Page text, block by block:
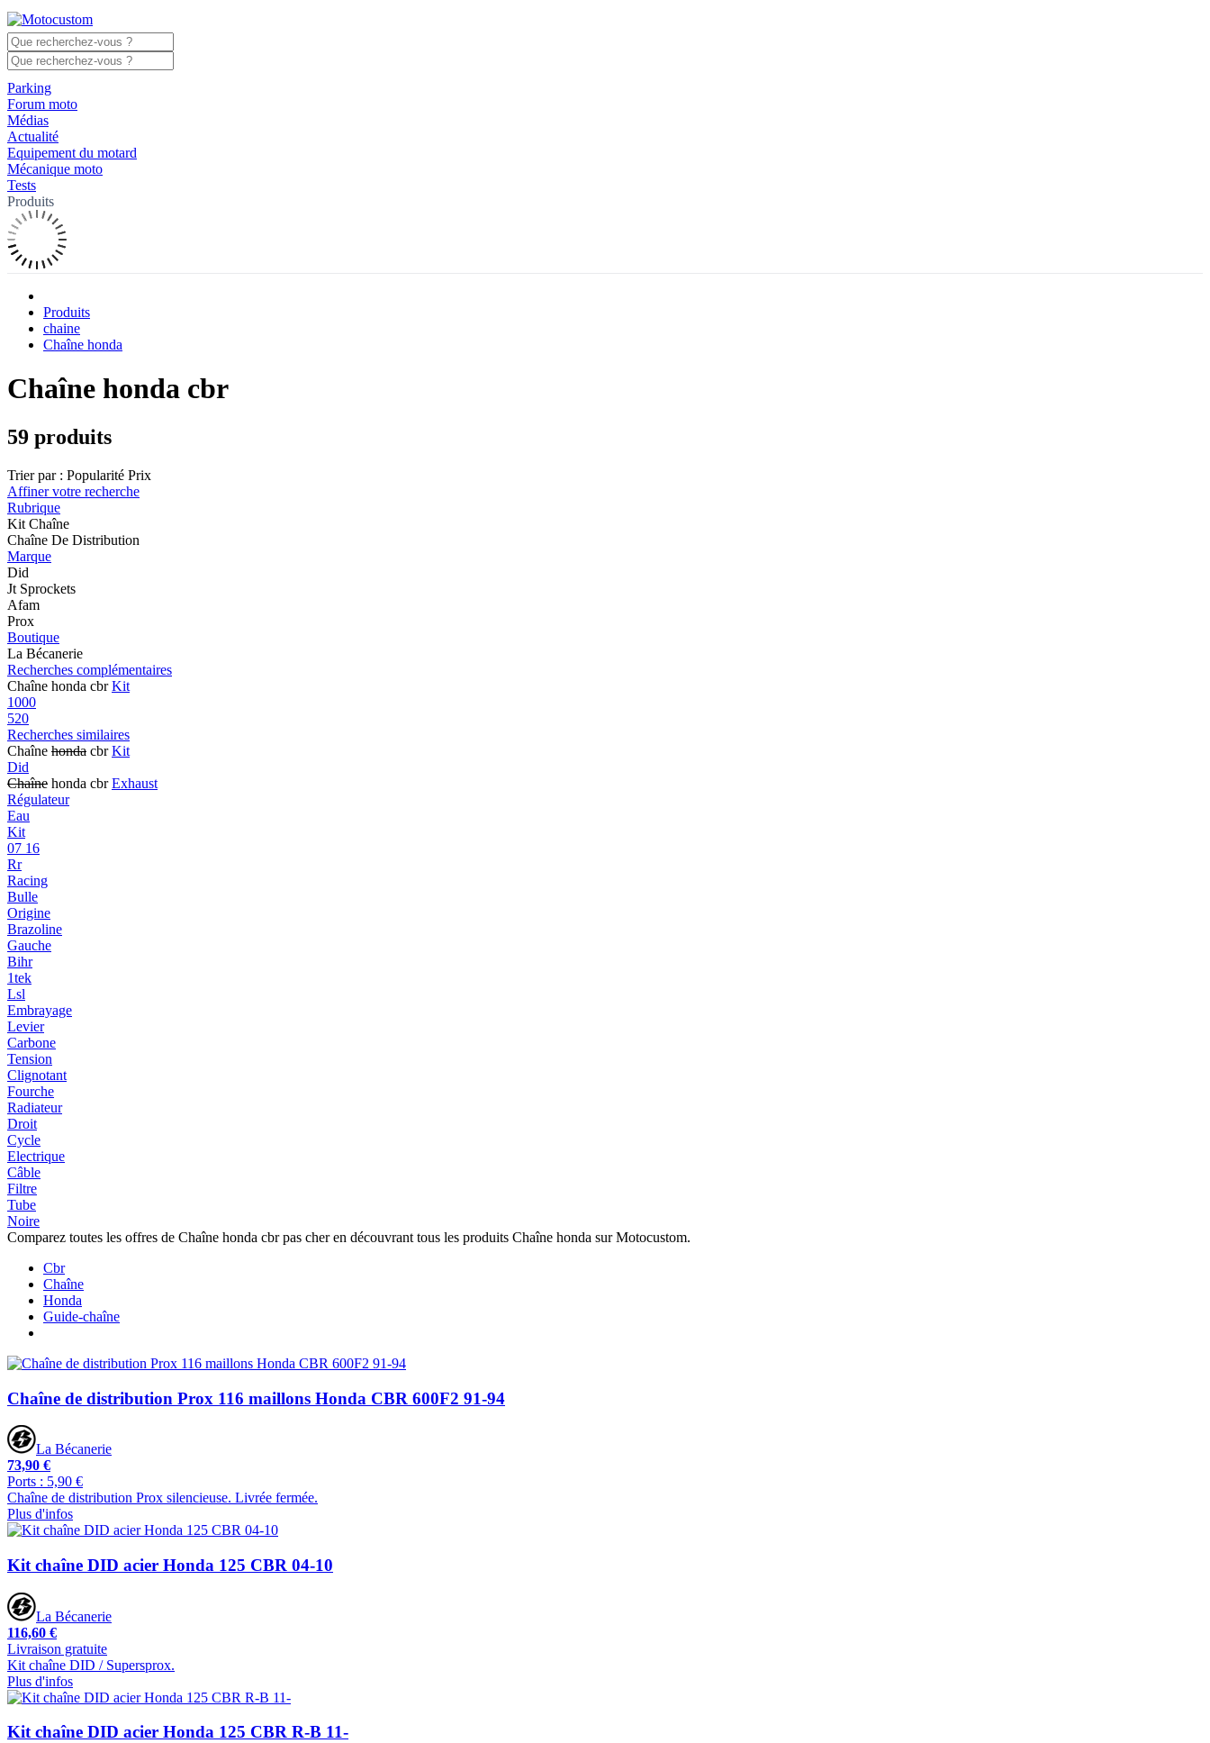
Parking
Forum moto
Médias
Actualité
Equipement du motard
Mécanique moto
Tests
Produits
Produits
chaine
Chaîne honda
Chaîne honda cbr
59 produits
Trier par : Popularité Prix
Affiner votre recherche
Rubrique
Kit Chaîne
Chaîne De Distribution
Marque
Did
Jt Sprockets
Afam
Prox
Boutique
La Bécanerie
Recherches complémentaires
Chaîne honda cbr Kit
1000
520
Recherches similaires
Chaîne honda cbr Kit
Did
Chaîne honda cbr Exhaust
Régulateur
Eau
Kit
07 16
Rr
Racing
Bulle
Origine
Brazoline
Gauche
Bihr
1tek
Lsl
Embrayage
Levier
Carbone
Tension
Clignotant
Fourche
Radiateur
Droit
Cycle
Electrique
Câble
Filtre
Tube
Noire
Comparez toutes les offres de Chaîne honda cbr pas cher en découvrant tous les produits Chaîne honda sur Motocustom.
Cbr
Chaîne
Honda
Guide-chaîne
Chaîne de distribution Prox 116 maillons Honda CBR 600F2 91-94
La Bécanerie
73,90 €
Ports : 5,90 €
Chaîne de distribution Prox silencieuse. Livrée fermée.
Plus d'infos
Kit chaîne DID acier Honda 125 CBR 04-10
La Bécanerie
116,60 €
Livraison gratuite
Kit chaîne DID / Supersprox.
Plus d'infos
Kit chaîne DID acier Honda 125 CBR R-B 11-